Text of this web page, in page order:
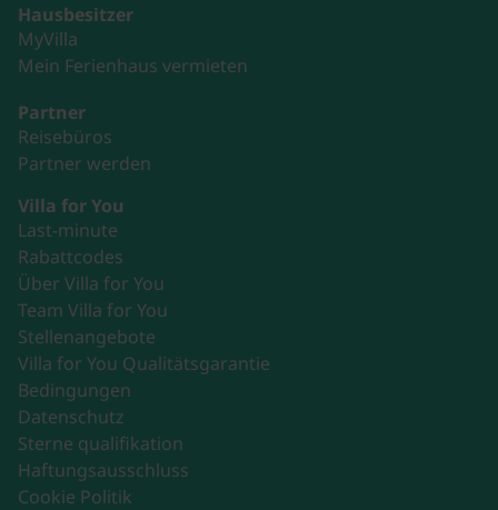
Hausbesitzer
MyVilla
Mein Ferienhaus vermieten
Partner
Reisebüros
Partner werden
Villa for You
Last-minute
Rabattcodes
Über Villa for You
Team Villa for You
Stellenangebote
Villa for You Qualitätsgarantie
Bedingungen
Datenschutz
Sterne qualifikation
Haftungsausschluss
Cookie Politik